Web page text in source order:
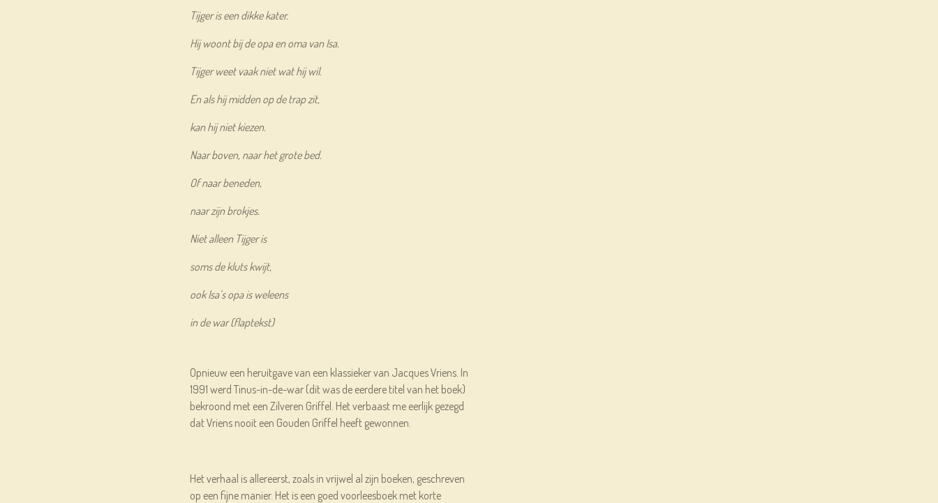
Tijger is een dikke kater.
Hij woont bij de opa en oma van Isa.
Tijger weet vaak niet wat hij wil.
En als hij midden op de trap zit,
kan hij niet kiezen.
Naar boven, naar het grote bed.
Of naar beneden,
naar zijn brokjes.
Niet alleen Tijger is
soms de kluts kwijt,
ook Isa’s opa is weleens
in de war (flaptekst)
Opnieuw een heruitgave van een klassieker van Jacques Vriens. In
1991 werd Tinus-in-de-war (dit was de eerdere titel van het boek)
bekroond met een Zilveren Griffel. Het verbaast me eerlijk gezegd
dat Vriens nooit een Gouden Griffel heeft gewonnen.
Het verhaal is allereerst, zoals in vrijwel al zijn boeken, geschreven
op een fijne manier. Het is een goed voorleesboek met korte